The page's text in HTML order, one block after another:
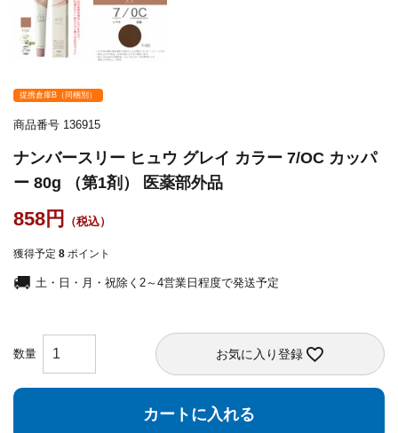
提携倉庫B（同梱別）
商品番号 136915
ナンバースリー ヒュウ グレイ カラー 7/OC カッパ
ー 80g （第1剤） 医薬部外品
858
獲得予定 8 ポイント
土・日・月・祝除く2～4営業日程度で発送予定
お気に入り登録
カートに入れる